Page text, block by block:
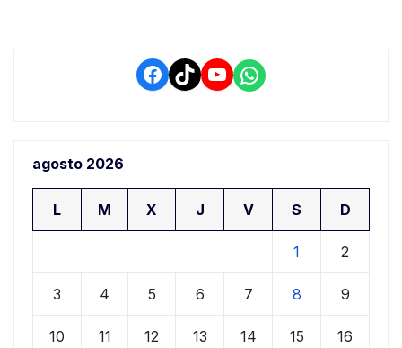
Facebook
TikTokYouTube
WhatsApp
agosto 2026
L M X J V S D
1 2
3 4 5 6 7 8 9
10 11 12 13 14 15 16